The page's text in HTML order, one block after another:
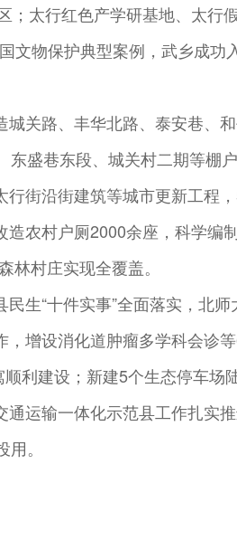
；太行红色产学研基地、太行
文物保护典型案例，武乡成功
关路、丰华北路、泰安巷、
东盛巷东段、城关村二期等棚
街沿街建筑等城市更新工程
农村户厕2000余座，科学编
村庄实现全覆盖。
生“十件实事”全面落实，北师
增设消化道肿瘤多学科会诊
利建设；新建5个生态停车场
运输一体化示范县工作扎实
。